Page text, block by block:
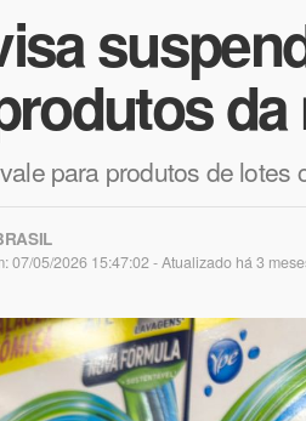
da
para produtos de lotes
07/05/2026 15:47:02 - Atualizado há 3